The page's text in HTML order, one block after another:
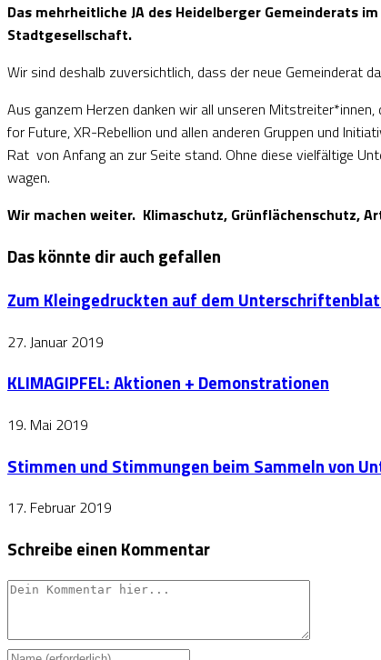
Das mehrheitliche JA des Heidelberger Gemeinderats
Stadtgesellschaft.
Wir sind deshalb zuversichtlich, dass der neue Gemeinderat
Aus ganzem Herzen danken wir all unseren
for Future, XR-Rebellion und allen anderen Gruppen und
Rat von Anfang an zur Seite stand. Ohne diese vielfältige
wagen.
Wir machen weiter. Klimaschutz, Grünflächenschutz,
Das könnte dir auch gefallen
Zum Kleingedruckten auf dem
27. Januar 2019
KLIMAGIPFEL: Aktionen + Demonstrationen
19. Mai 2019
Stimmen und Stimmungen beim Sammeln von
17. Februar 2019
Schreibe einen Kommentar